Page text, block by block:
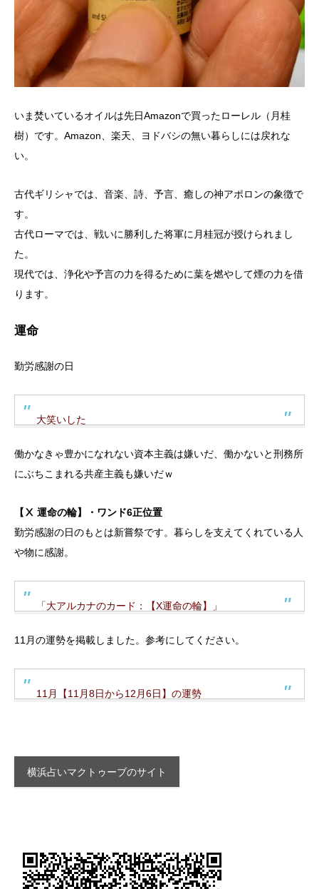
いま焚いているオイルは先日Amazonで買ったローレル（月桂
樹）です。Amazon、楽天、ヨドバシの無い暮らしには戻れな
い。
古代ギリシャでは、音楽、詩、予言、癒しの神アポロンの象徴で
す。
古代ローマでは、戦いに勝利した将軍に月桂冠が授けられまし
た。
現代では、浄化や予言の力を得るために葉を燃やして煙の力を借
ります。
運命
勤労感謝の日
大笑いした
働かなきゃ豊かになれない資本主義は嫌いだ、働かないと刑務所
にぶちこまれる共産主義も嫌いだｗ
【Ⅹ 運命の輪】・ワンド6正位置
勤労感謝の日のもとは新嘗祭です。暮らしを支えてくれている人
や物に感謝。
「大アルカナのカード：【X運命の輪】」
11月の運勢を掲載しました。参考にしてください。
11月【11月8日から12月6日】の運勢
横浜占いマクトゥーブのサイト